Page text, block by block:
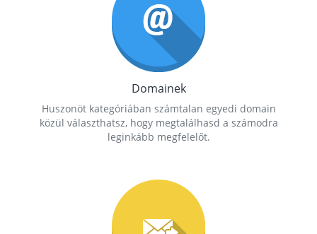
Domainek
Huszonöt kategóriában számtalan egyedi domain
közül választhatsz, hogy megtalálhasd a számodra
leginkább megfelelőt.